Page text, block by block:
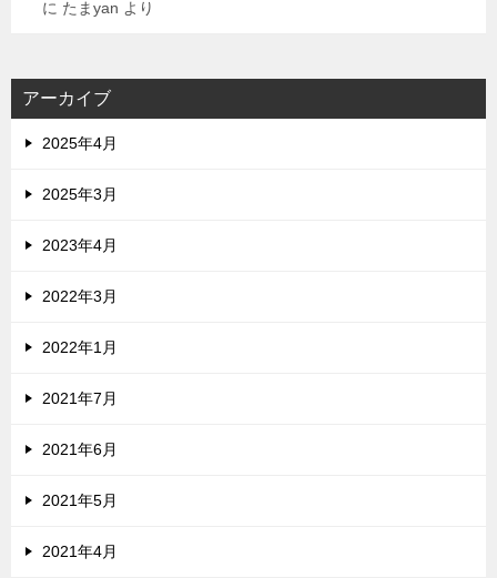
に たまyan より
アーカイブ
2025年4月
2025年3月
2023年4月
2022年3月
2022年1月
2021年7月
2021年6月
2021年5月
2021年4月